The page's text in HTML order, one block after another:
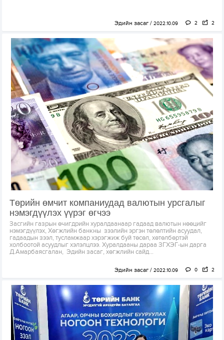
Эдийн засаг 2022.10.09 2 2
Төрийн өмчит компаниудад валютын урсгалыг
нэмэгдүүлэх үүрэг өгчээ
Засгийн газрын өчигдрийн хуралдаанаар гадаад валютын нөөцийг
нэмэгдүүлэх, Хөгжлийн банкны зээлийн эргэн төлөлтийн асуудал,
гадаадын зээл, тусламжаар хэрэгжиж буй төсөл, хөтөлбөртэй
холбоотой асуудлыг хэлэлцлээ. Хуралдааны дараа ЗГХЭГ-ын дарга
Д.Амарбаясгалан, Эдийн засаг, хөгжлийн сайд...
Эдийн засаг 2022.10.09 0 2